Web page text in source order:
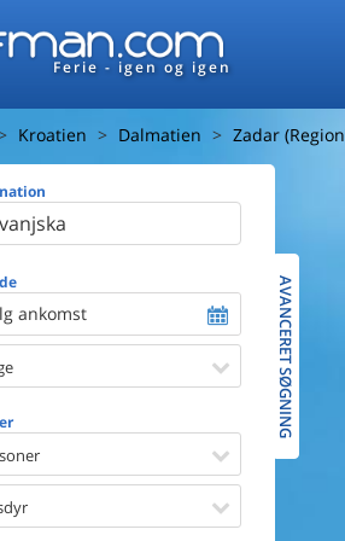
Ferie - igen og igen
Kroatien Dalmatien Zadar
ankomst
Afstand til
Udsigt til
Faciliteter
Spa
AVANCERET SØGNING